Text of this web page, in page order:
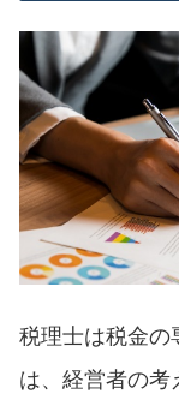
税理士は税金の
は、経営者の考